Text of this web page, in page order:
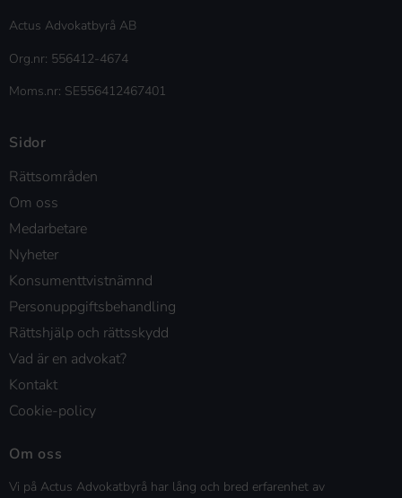
Actus Advokatbyrå AB
Org.nr: 556412-4674
Moms.nr: SE556412467401
Sidor
Rättsområden
Om oss
Medarbetare
Nyheter
Konsumenttvistnämnd
Personuppgiftsbehandling
Rättshjälp och rättsskydd
Vad är en advokat?
Kontakt
Cookie-policy
Om oss
Vi på Actus Advokatbyrå har lång och bred erfarenhet av